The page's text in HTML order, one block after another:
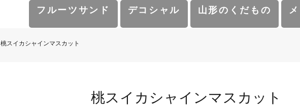
フルーツサンド デコシャル 山形のくだもの
桃スイカシャインマスカット
桃スイカシャインマスカット